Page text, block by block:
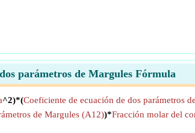
parámetros de Margules Fórmula
^2)*(Coeficiente de ecuación de dos parámetros
de Margules (A12))*Fracción molar del